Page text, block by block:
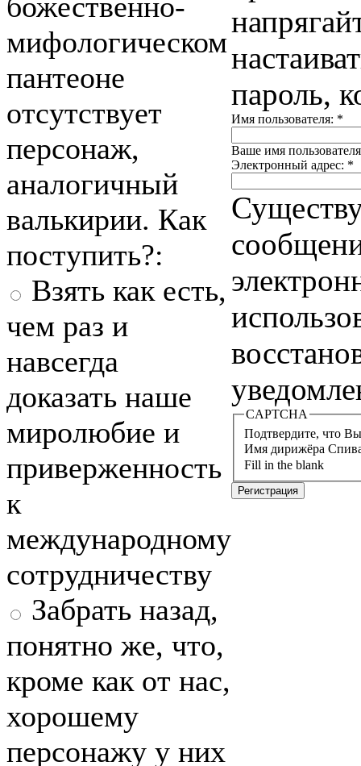
мифологическом
пантеоне
отсутствует
персонаж,
аналогичный
валькирии. Как
поступить?:
Взять как есть,
чем раз и
навсегда
доказать наше
миролюбие и
приверженность
к
международному
сотрудничеству
Забрать назад,
понятно же, что,
кроме как от нас,
хорошему
персонажу у них
пароль,
Имя пользователя: *
Ваше имя
Электронный адрес: *
CAPTCHA
Подтвердите, что
Имя дирижёра
Fill in the blank